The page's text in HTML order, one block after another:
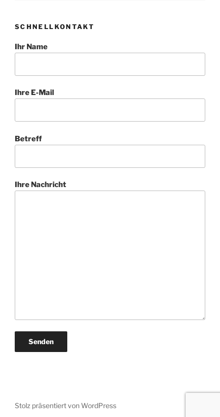
SCHNELLKONTAKT
Ihr Name
Ihre E-Mail
Betreff
Ihre Nachricht
Stolz präsentiert von WordPress